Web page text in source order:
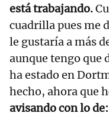
está trabajando.
cuadrilla pues me
le gustaría a más
aunque tengo que
ha estado en
hecho, ahora que
avisando con lo